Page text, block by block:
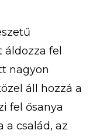
fel
nagyon
áll hozzá a
fel ősanya
a család, az